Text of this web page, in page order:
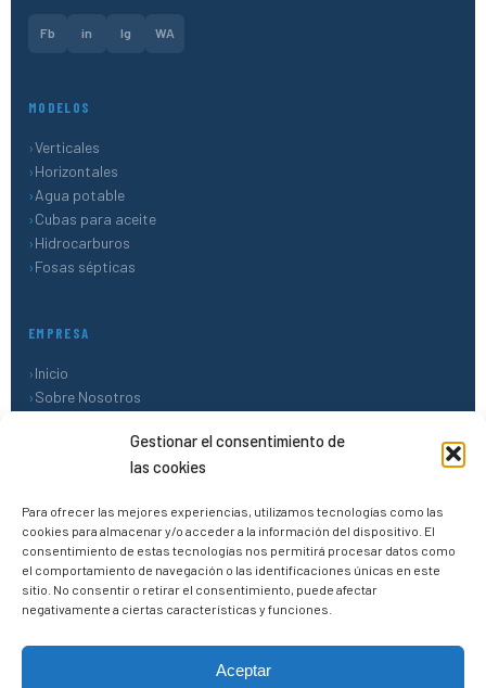
Gestionar el consentimiento de
las cookies
Para ofrecer las mejores experiencias, utilizamos tecnologías como las
cookies para almacenar y/o acceder a la información del dispositivo. El
consentimiento de estas tecnologías nos permitirá procesar datos como
el comportamiento de navegación o las identificaciones únicas en este
sitio. No consentir o retirar el consentimiento, puede afectar
negativamente a ciertas características y funciones.
Aceptar
Fb in Ig WA
MODELOS
Verticales
Horizontales
Agua potable
Cubas para aceite
Hidrocarburos
Fosas sépticas
EMPRESA
Inicio
Sobre Nosotros
CONTACTO
PROFURBAN 2020, S.L.
45500 Torrijos (Toledo)
+34 690 91 40 76
+34 624 43 78 37
✉info@depositosdepoliester.online